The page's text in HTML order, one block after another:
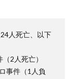
人死亡、以下
2人死亡）
事件（1人負